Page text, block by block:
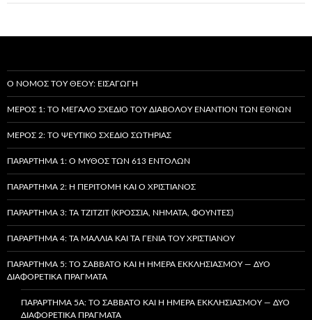
Ο ΝΌΜΟΣ ΤΟΥ ΘΕΟΎ: ΕΙΣΑΓΩΓΉ
ΜΈΡΟΣ 1: ΤΟ ΜΕΓΆΛΟ ΣΧΈΔΙΟ ΤΟΥ ΔΙΑΒΌΛΟΥ ΕΝΑΝΤΊΟΝ ΤΩΝ ΕΘΝΏΝ
ΜΈΡΟΣ 2: ΤΟ ΨΕΎΤΙΚΟ ΣΧΈΔΙΟ ΣΩΤΗΡΊΑΣ
ΠΑΡΆΡΤΗΜΑ 1: Ο ΜΎΘΟΣ ΤΩΝ 613 ΕΝΤΟΛΏΝ
ΠΑΡΆΡΤΗΜΑ 2: Η ΠΕΡΙΤΟΜΉ ΚΑΙ Ο ΧΡΙΣΤΙΑΝΌΣ
ΠΑΡΆΡΤΗΜΑ 3: ΤΑ TZITZIT (ΚΡΌΣΣΙΑ, ΝΉΜΑΤΑ, ΦΟΎΝΤΕΣ)
ΠΑΡΆΡΤΗΜΑ 4: ΤΑ ΜΑΛΛΙΆ ΚΑΙ ΤΑ ΓΈΝΙΑ ΤΟΥ ΧΡΙΣΤΙΑΝΟΎ
ΠΑΡΆΡΤΗΜΑ 5: ΤΟ ΣΆΒΒΑΤΟ ΚΑΙ Η ΗΜΈΡΑ ΕΚΚΛΗΣΙΑΣΜΟΎ — ΔΎΟ
ΔΙΑΦΟΡΕΤΙΚΆ ΠΡΆΓΜΑΤΑ
ΠΑΡΆΡΤΗΜΑ 5A: ΤΟ ΣΆΒΒΑΤΟ ΚΑΙ Η ΗΜΈΡΑ ΕΚΚΛΗΣΙΑΣΜΟΎ — ΔΎΟ
ΔΙΑΦΟΡΕΤΙΚΆ ΠΡΆΓΜΑΤΑ